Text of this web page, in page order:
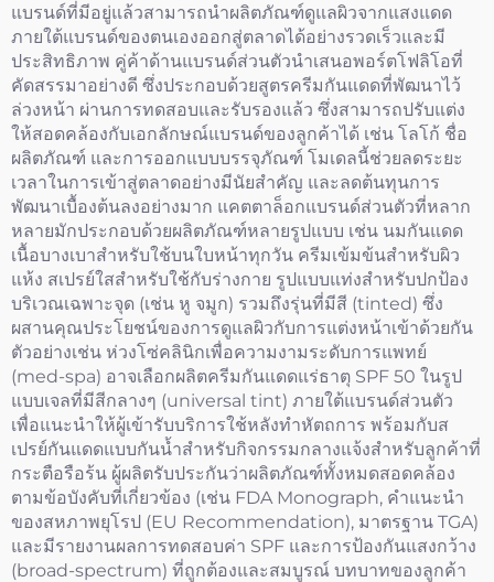
แบรนด์ที่มีอยู่แล้วสามารถนำผลิตภัณฑ์ดูแลผิวจากแสงแดด
ภายใต้แบรนด์ของตนเองออกสู่ตลาดได้อย่างรวดเร็วและมี
ประสิทธิภาพ คู่ค้าด้านแบรนด์ส่วนตัวนำเสนอพอร์ตโฟลิโอที่
คัดสรรมาอย่างดี ซึ่งประกอบด้วยสูตรครีมกันแดดที่พัฒนาไว้
ล่วงหน้า ผ่านการทดสอบและรับรองแล้ว ซึ่งสามารถปรับแต่ง
ให้สอดคล้องกับเอกลักษณ์แบรนด์ของลูกค้าได้ เช่น โลโก้ ชื่อ
ผลิตภัณฑ์ และการออกแบบบรรจุภัณฑ์ โมเดลนี้ช่วยลดระยะ
เวลาในการเข้าสู่ตลาดอย่างมีนัยสำคัญ และลดต้นทุนการ
พัฒนาเบื้องต้นลงอย่างมาก แคตตาล็อกแบรนด์ส่วนตัวที่หลาก
หลายมักประกอบด้วยผลิตภัณฑ์หลายรูปแบบ เช่น นมกันแดด
เนื้อบางเบาสำหรับใช้บนใบหน้าทุกวัน ครีมเข้มข้นสำหรับผิว
แห้ง สเปรย์ใสสำหรับใช้กับร่างกาย รูปแบบแท่งสำหรับปกป้อง
บริเวณเฉพาะจุด (เช่น หู จมูก) รวมถึงรุ่นที่มีสี (tinted) ซึ่ง
ผสานคุณประโยชน์ของการดูแลผิวกับการแต่งหน้าเข้าด้วยกัน
ตัวอย่างเช่น ห่วงโซ่คลินิกเพื่อความงามระดับการแพทย์
(med-spa) อาจเลือกผลิตครีมกันแดดแร่ธาตุ SPF 50 ในรูป
แบบเจลที่มีสีกลางๆ (universal tint) ภายใต้แบรนด์ส่วนตัว
เพื่อแนะนำให้ผู้เข้ารับบริการใช้หลังทำหัตถการ พร้อมกับส
เปรย์กันแดดแบบกันน้ำสำหรับกิจกรรมกลางแจ้งสำหรับลูกค้าที่
กระตือรือร้น ผู้ผลิตรับประกันว่าผลิตภัณฑ์ทั้งหมดสอดคล้อง
ตามข้อบังคับที่เกี่ยวข้อง (เช่น FDA Monograph, คำแนะนำ
ของสหภาพยุโรป (EU Recommendation), มาตรฐาน TGA)
และมีรายงานผลการทดสอบค่า SPF และการป้องกันแสงกว้าง
(broad-spectrum) ที่ถูกต้องและสมบูรณ์ บทบาทของลูกค้า